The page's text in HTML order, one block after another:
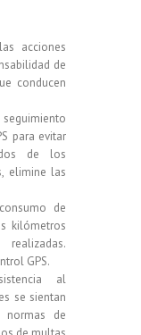
acciones
de
conducen
seguimiento
para evitar
de los
elimine las
de
kilómetros
GPS.
al
se sientan
de